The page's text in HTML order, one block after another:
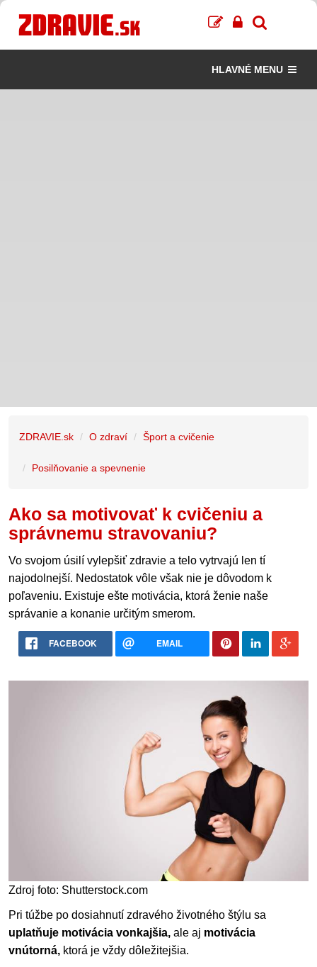
HLAVNÉ MENU
ZDRAVIE.sk O zdraví Šport a cvičenie
Posilňovanie a spevnenie
Ako sa motivovať k cvičeniu a
správnemu stravovaniu?
Vo svojom úsilí vylepšiť zdravie a telo vytrvajú len tí
najodolnejší. Nedostatok vôle však nie je dôvodom k
poľaveniu. Existuje ešte motivácia, ktorá ženie naše
správanie a konanie určitým smerom.
FACEBOOK EMAIL
Zdroj foto: Shutterstock.com
Pri túžbe po dosiahnutí zdravého životného štýlu sa
uplatňuje motivácia vonkajšia, ale aj motivácia
vnútorná, ktorá je vždy dôležitejšia.